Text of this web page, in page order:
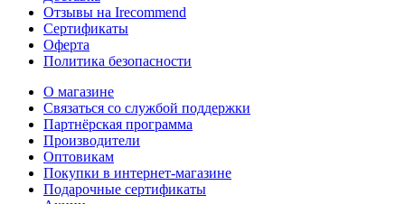
Отзывы на Irecommend
Сертификаты
Оферта
Политика безопасности
О магазине
Связаться со службой поддержки
Партнёрская программа
Производители
Оптовикам
Покупки в интернет-магазине
Подарочные сертификаты